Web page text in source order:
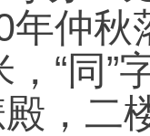
年仲秋
“同”
，二